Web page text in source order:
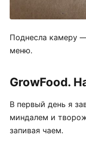
Поднесла камеру
меню.
GrowFood.
В первый день я
миндалем и
запивая чаем.